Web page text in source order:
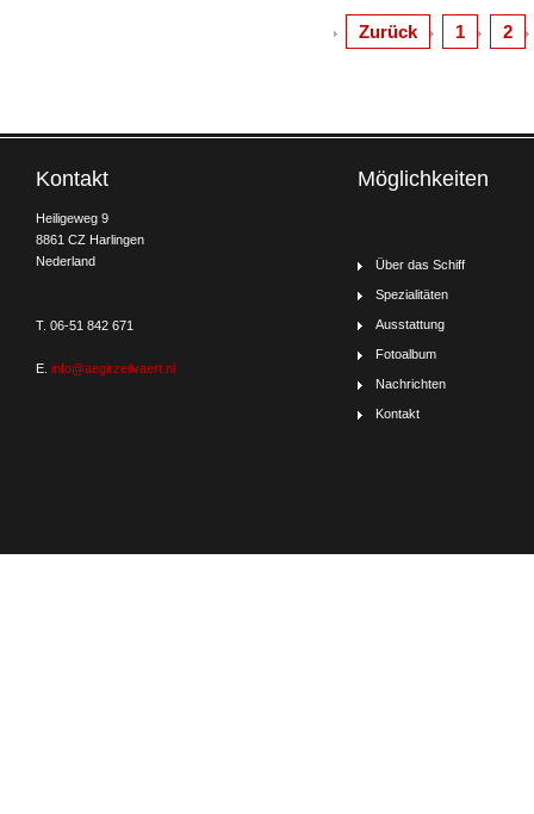
Zurück 1 2
Kontakt
Heiligeweg 9
8861 CZ Harlingen
Nederland
T. 06-51 842 671
E. info@aegirzeilvaert.nl
Möglichkeiten
Über das Schiff
Spezialitäten
Ausstattung
Fotoalbum
Nachrichten
Kontakt